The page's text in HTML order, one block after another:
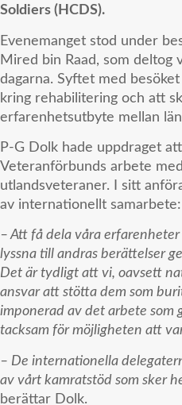
Soldiers (HCDS).
Evenemanget stod under
Mired bin Raad, som
dagarna. Syftet med
kring rehabilitering och att
erfarenhetsutbyte mellan
P-G Dolk hade uppdraget
Veteranförbunds arbete
utlandsveteraner. I sitt
av internationellt samarbete:
– Att få dela våra
lyssna till andras berättelser
Det är tydligt att vi, oavsett
ansvar att stötta dem som
imponerad av det arbete som
tacksam för möjligheten att
– De internationella
av vårt kamratstöd som sker
berättar Dolk.